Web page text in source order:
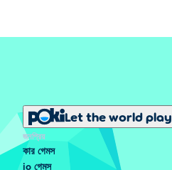
Let the world play
জনপ্রিয়
কার গেমস
io গেমস